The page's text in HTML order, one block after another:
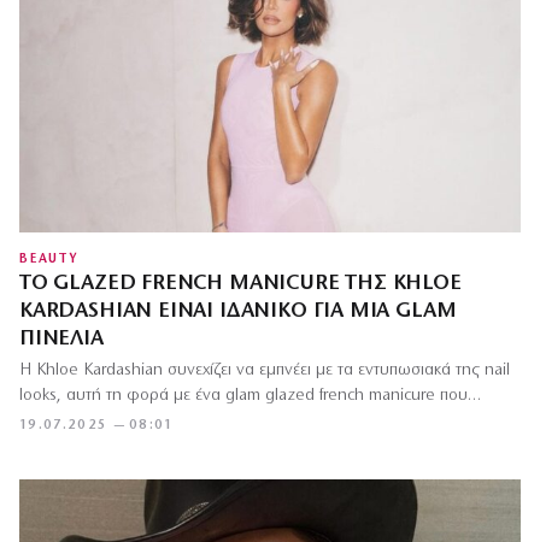
BEAUTY
ΤΟ GLAZED FRENCH MANICURE ΤΗΣ KHLOE
KARDASHIAN ΕΊΝΑΙ ΙΔΑΝΙΚΌ ΓΙΑ ΜΙΑ GLAM
ΠΙΝΕΛΙΆ
19.07.2025 — 08:01
Η Khloe Kardashian συνεχίζει να εμπνέει με τα εντυπωσιακά της nail
looks, αυτή τη φορά με ένα glam glazed french manicure που…